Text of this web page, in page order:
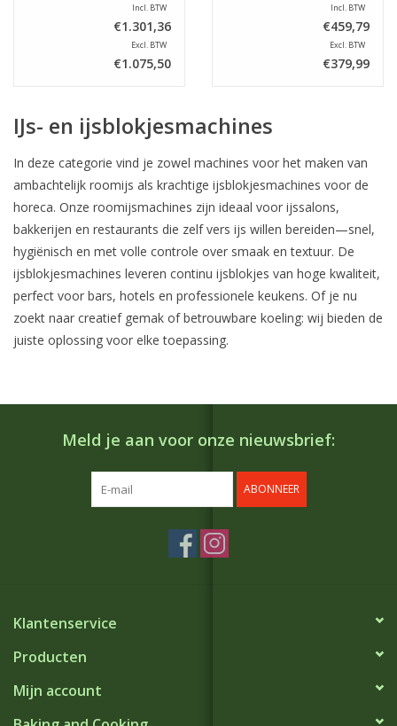
Incl. BTW
€1.301,36
Excl. BTW
€1.075,50
Incl. BTW
€459,79
Excl. BTW
€379,99
IJs- en ijsblokjesmachines
In deze categorie vind je zowel machines voor het maken van
ambachtelijk roomijs als krachtige ijsblokjesmachines voor de
horeca. Onze roomijsmachines zijn ideaal voor ijssalons,
bakkerijen en restaurants die zelf vers ijs willen bereiden—snel,
hygiënisch en met volle controle over smaak en textuur. De
ijsblokjesmachines leveren continu ijsblokjes van hoge kwaliteit,
perfect voor bars, hotels en professionele keukens. Of je nu
zoekt naar creatief gemak of betrouwbare koeling: wij bieden de
juiste oplossing voor elke toepassing.
Meld je aan voor onze nieuwsbrief:
ABONNEER
Klantenservice
Producten
Mijn account